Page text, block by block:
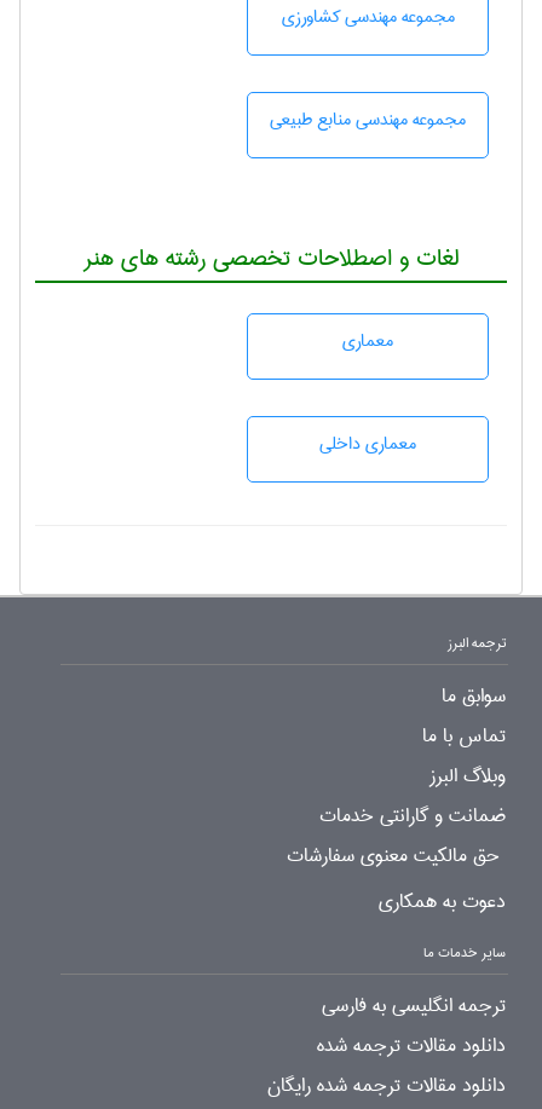
مجموعه مهندسی كشاورزی
مجموعه مهندسی منابع طبيعی
لغات و اصطلاحات تخصصی رشته های هنر
معماری
معماری داخلی
ترجمه البرز
سوابق ما
تماس با ما
وبلاگ البرز
ضمانت و گارانتی خدمات
حق مالکیت معنوی سفارشات
دعوت به همکاری
سایر خدمات ما
ترجمه انگلیسی به فارسی
دانلود مقالات ترجمه شده
دانلود مقالات ترجمه شده رایگان